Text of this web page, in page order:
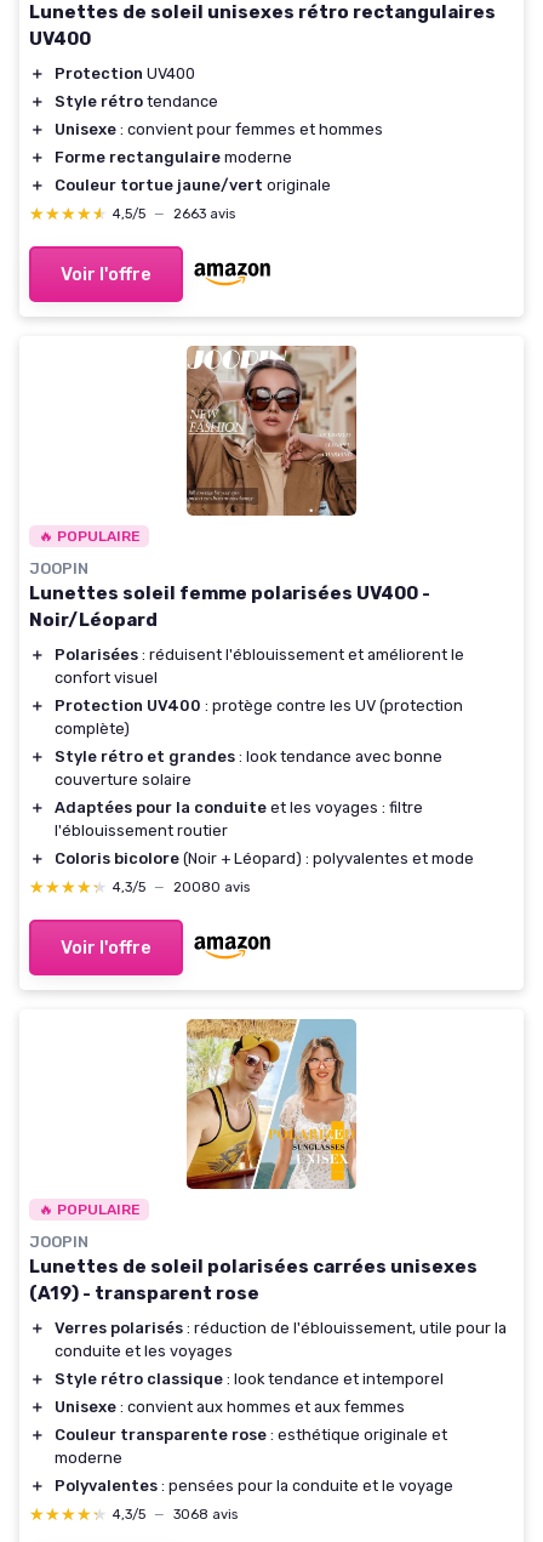
Lunettes de soleil unisexes rétro rectangulaires
UV400
＋ Protection UV400
＋
Style rétro tendance
＋
Unisexe : convient pour femmes et hommes
＋
Forme rectangulaire moderne
＋
Couleur tortue jaune/vert originale
★★★★★
★★★★★ 4,5/5 — 2663 avis
Voir l'offre
🔥 POPULAIRE
JOOPIN
Lunettes soleil femme polarisées UV400 -
Noir/Léopard
＋ Polarisées : réduisent l'éblouissement et améliorent le
confort visuel
＋
Protection UV400 : protège contre les UV (protection
complète)
＋
Style rétro et grandes : look tendance avec bonne
couverture solaire
＋
Adaptées pour la conduite et les voyages : filtre
l'éblouissement routier
＋
Coloris bicolore (Noir + Léopard) : polyvalentes et mode
★★★★★
★★★★★ 4,3/5 — 20080 avis
Voir l'offre
🔥 POPULAIRE
JOOPIN
Lunettes de soleil polarisées carrées unisexes
(A19) - transparent rose
＋ Verres polarisés : réduction de l'éblouissement, utile pour la
conduite et les voyages
＋
Style rétro classique : look tendance et intemporel
＋
Unisexe : convient aux hommes et aux femmes
＋
Couleur transparente rose : esthétique originale et
moderne
＋
Polyvalentes : pensées pour la conduite et le voyage
★★★★★
★★★★★ 4,3/5 — 3068 avis